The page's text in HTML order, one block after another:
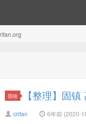
固镇 【整理】固
crifan 6年前 (2020-